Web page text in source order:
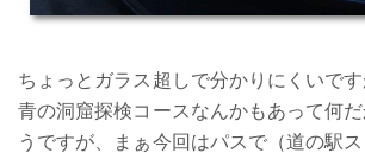
ちょっとガラス超しで分かりにくいで
青の洞窟探検コースなんかもあって何
うですが、まぁ今回はパスで（道の駅